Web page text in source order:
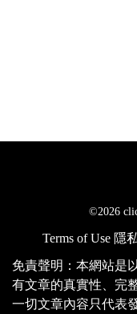
©2026
Terms of Use 隱
免責聲明：本網站是
有文章的真實性、完
一切文章內容只代表